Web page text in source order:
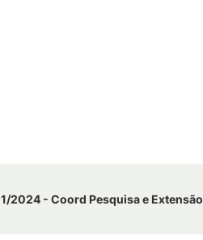
2024 - Coord Pesquisa e Extensão